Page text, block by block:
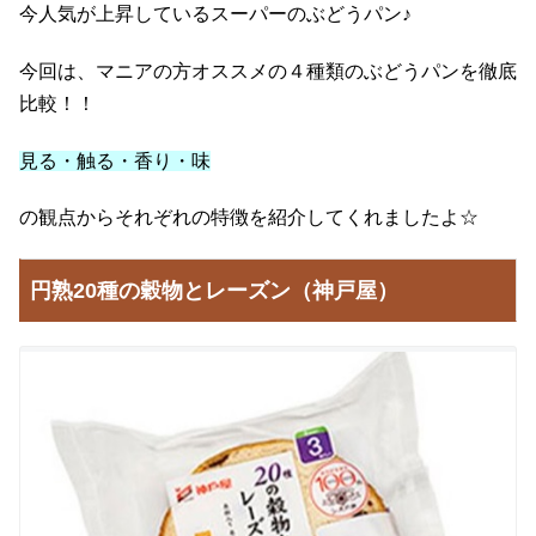
今人気が上昇しているスーパーのぶどうパン♪
今回は、マニアの方オススメの４種類のぶどうパンを徹底
比較！！
見る・触る・香り・味
の観点からそれぞれの特徴を紹介してくれましたよ☆
円熟20種の穀物とレーズン（神戸屋）